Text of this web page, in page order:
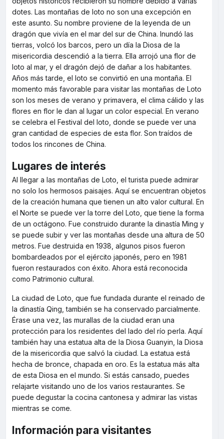
dotes. Las montañas de loto no son una excepción en
este asunto. Su nombre proviene de la leyenda de un
dragón que vivía en el mar del sur de China. Inundó las
tierras, volcó los barcos, pero un día la Diosa de la
misericordia descendió a la tierra. Ella arrojó una flor de
loto al mar, y el dragón dejó de dañar a los habitantes.
Años más tarde, el loto se convirtió en una montaña. El
momento más favorable para visitar las montañas de Loto
son los meses de verano y primavera, el clima cálido y las
flores en flor le dan al lugar un color especial. En verano
se celebra el Festival del loto, donde se puede ver una
gran cantidad de especies de esta flor. Son traídos de
todos los rincones de China.
Lugares de interés
Al llegar a las montañas de Loto, el turista puede admirar
no solo los hermosos paisajes. Aquí se encuentran objetos
de la creación humana que tienen un alto valor cultural. En
el Norte se puede ver la torre del Loto, que tiene la forma
de un octágono. Fue construido durante la dinastía Ming y
se puede subir y ver las montañas desde una altura de 50
metros. Fue destruida en 1938, algunos pisos fueron
bombardeados por el ejército japonés, pero en 1981
fueron restaurados con éxito. Ahora está reconocida
como Patrimonio cultural.
La ciudad de Loto, que fue fundada durante el reinado de
la dinastía Qing, también se ha conservado parcialmente.
Érase una vez, las murallas de la ciudad eran una
protección para los residentes del lado del río perla. Aquí
también hay una estatua alta de la Diosa Guanyin, la Diosa
de la misericordia que salvó la ciudad. La estatua está
hecha de bronce, chapada en oro. Es la estatua más alta
de esta Diosa en el mundo. Si estás cansado, puedes
relajarte visitando uno de los varios restaurantes. Se
puede degustar la cocina cantonesa y admirar las vistas
mientras se come.
Información para visitantes